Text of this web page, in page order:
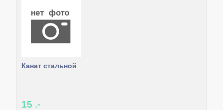
Канат стальной
15 .-